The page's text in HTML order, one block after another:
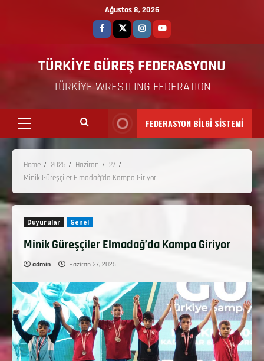
Ağustos 8, 2026
TÜRKİYE GÜREŞ FEDERASYONU
TÜRKİYE WRESTLING FEDERATION
FEDERASYON BİLGİ SİSTEMİ
Home 2025 Haziran
27
Minik Güreşçiler Elmadağ’da Kampa Giriyor
Duyurular Genel
Minik Güreşçiler Elmadağ’da Kampa Giriyor
admin Haziran 27, 2025